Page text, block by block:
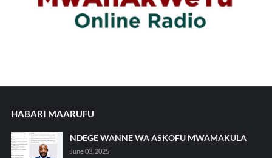
HABARI MAARUFU
NDEGE WANNE WA ASKOFU MWAMAKULA
June 03, 2025